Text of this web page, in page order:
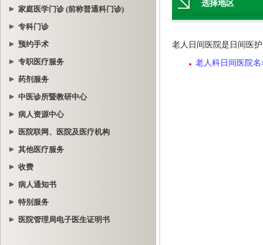
家庭医学门诊 (前称普通科门诊)
专科门诊
预约手术
专职医疗服务
药剂服务
中医诊所暨教研中心
病人资源中心
医院联网、医院及医疗机构
其他医疗服务
收费
病人通知书
特别服务
医院管理局电子医生证明书